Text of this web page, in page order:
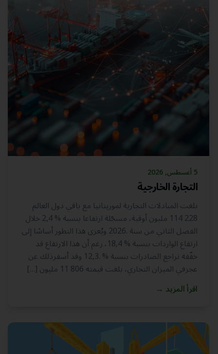
5 أغسطس, 2026
التجارة الخارجية
بلغت المبادلات التجارية لموريتانيا مع باقي دول العالم
228 114 مليون أوقية، مسجّلة ارتفاعا بنسبة % 2,4 خلال
الفصل الثاني من سنة .2026 ويُعزى هذا التطور أساسًا إلى
ارتفاع الواردات بنسبة % 18,4، رغم أن هذا الارتفاع قد
خفّفه تراجع الصادرات بنسبة % .12,3 وقد أسفرذلك عن
عجزفي الميزان التجاري، بلغت قيمته 806 11 مليون […]
اقرأ المزيد →